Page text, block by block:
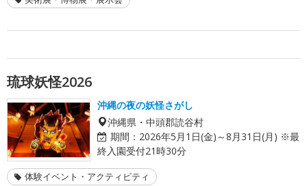
琉球妖怪2026
沖縄の夜の妖怪さがし
沖縄県・中頭郡読谷村
期間： 2026年5月1日(金)～8月31日(月) ※最
終入園受付21時30分
体験イベント・アクティビティ